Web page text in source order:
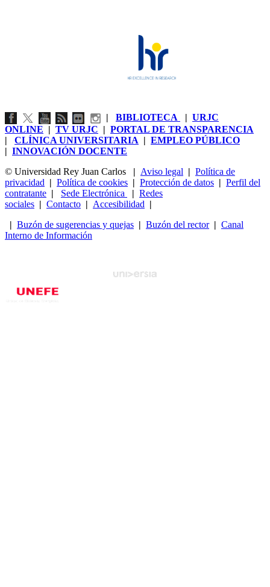
| BIBLIOTECA | URJC
ONLINE | TV URJC | PORTAL DE TRANSPARENCIA
| CLÍNICA UNIVERSITARIA | EMPLEO PÚBLICO
| INNOVACIÓN DOCENTE
© Universidad Rey Juan Carlos
| Aviso legal | Política de
privacidad | Política de cookies | Protección de datos | Perfil del
contratante | Sede Electrónica | Redes
sociales | Contacto | Accesibilidad |
| Buzón de sugerencias y quejas | Buzón del rector| Canal
Interno de Información